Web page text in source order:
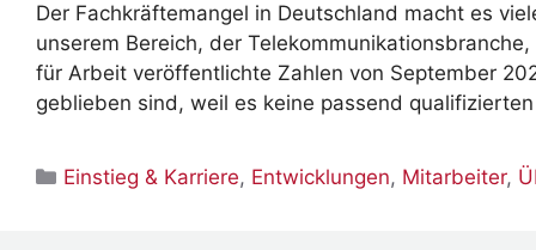
Der Fachkräftemangel in Deutschland macht es
unserem Bereich, der
für Arbeit veröffentlichte Zahlen von September
geblieben sind, weil es keine passend
Kategorien
Einstieg & Karriere, Entwicklungen, Mitarbeiter,